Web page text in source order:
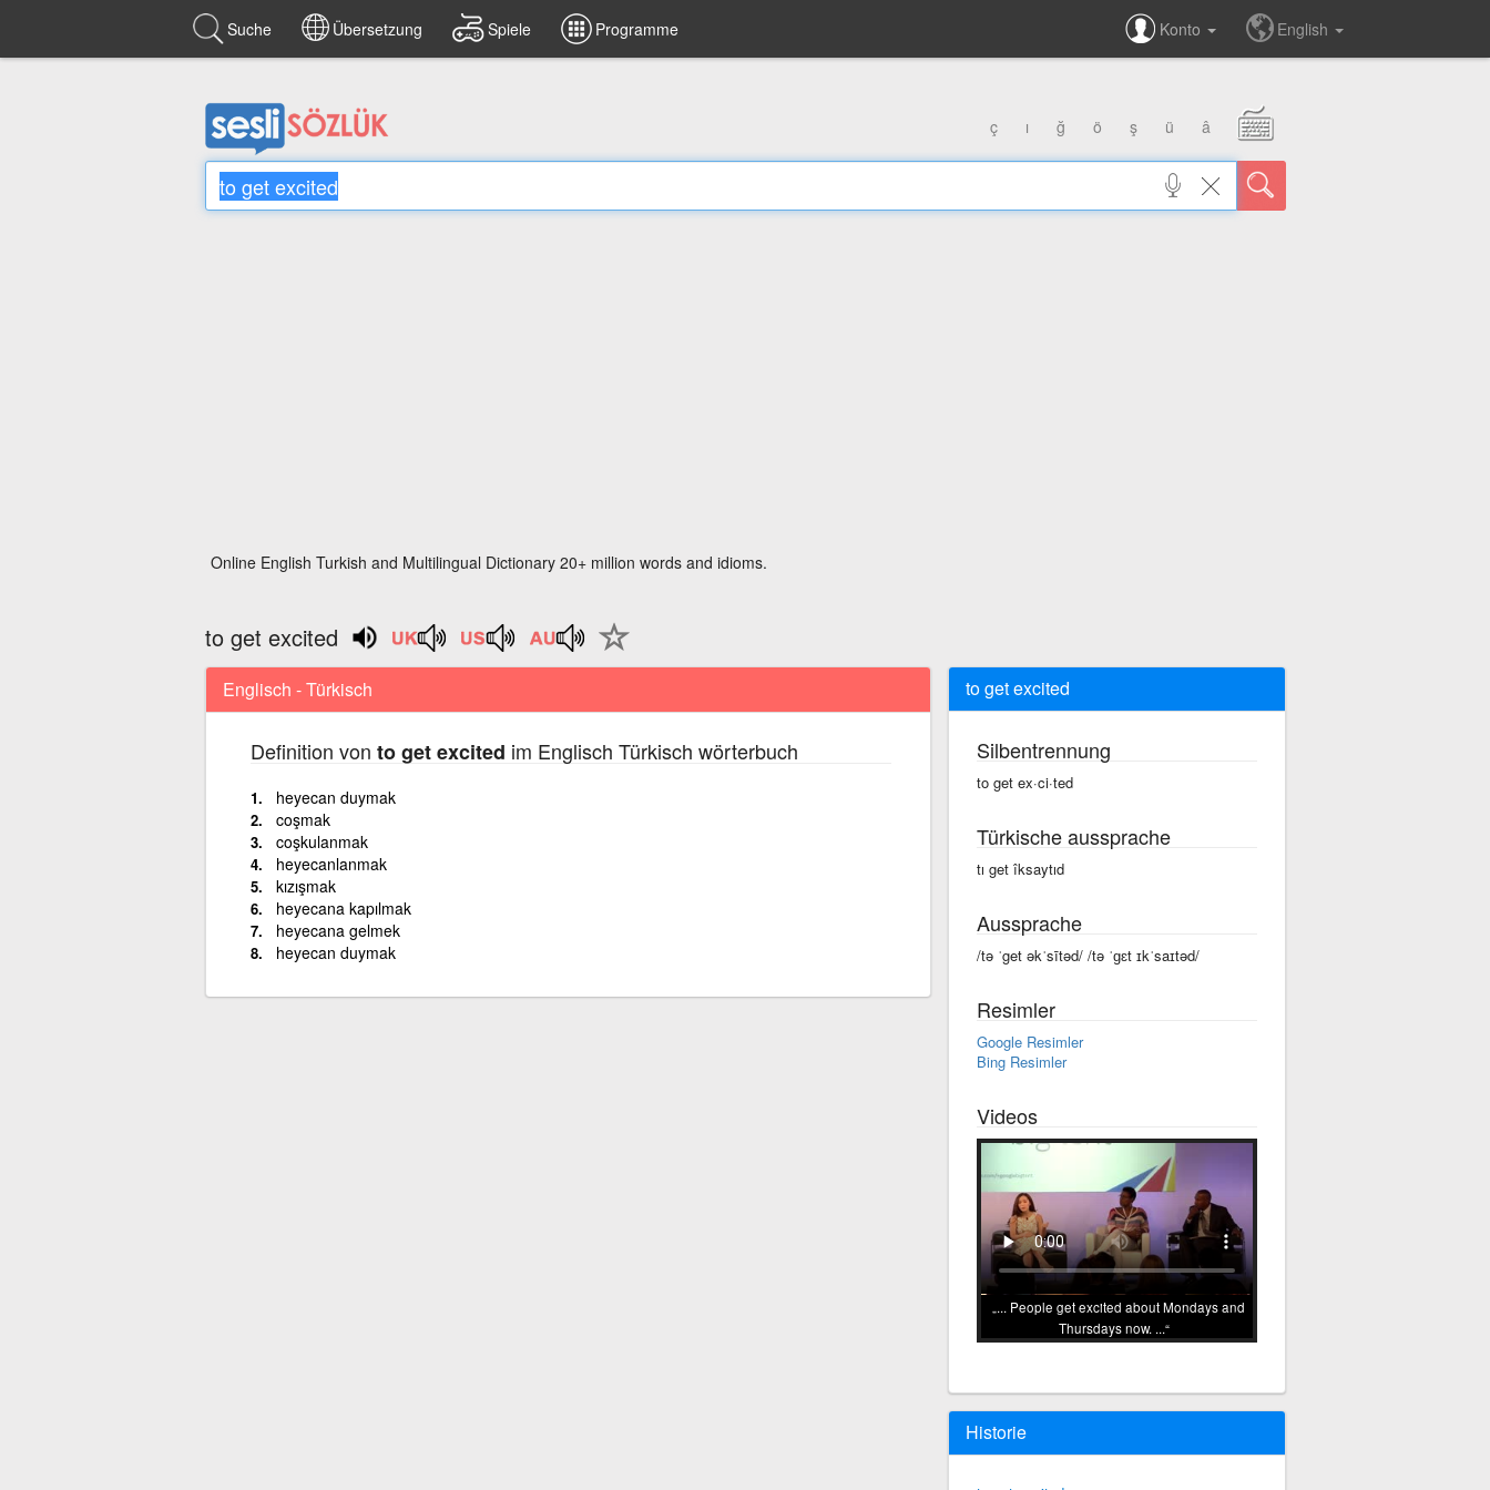
Suche Übersetzung Spiele Programme Konto English
ç ı ğ ö ş ü â
Online English Turkish and Multilingual Dictionary 20+ million words and idioms.
to get excited
Englisch - Türkisch
Definition von to get excited im Englisch Türkisch wörterbuch
heyecan duymak
coşmak
coşkulanmak
heyecanlanmak
kızışmak
heyecana kapılmak
heyecana gelmek
heyecan duymak
to get excited
Silbentrennung
to get ex·ci·ted
Türkische aussprache
tı get îksaytıd
Aussprache
/tə ˈget əkˈsītəd/ /tə ˈɡɛt ɪkˈsaɪtəd/
Resimler
Google Resimler
Bing Resimler
Videos
... People get excited about Mondays and
Thursdays now. ...
Historie